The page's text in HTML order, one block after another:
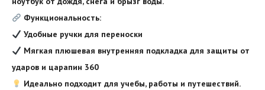
Функциональность:
Удобные ручки для переноски
Мягкая плюшевая внутренняя подкладка для защиты от
ударов и царапин 360
Идеально подходит для учебы, работы и путешествий.